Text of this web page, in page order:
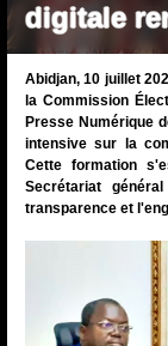
digitale
Abidjan, 10 juillet
la Commission
Presse Numérique
intensive sur la
Cette formation
Secrétariat
transparence et